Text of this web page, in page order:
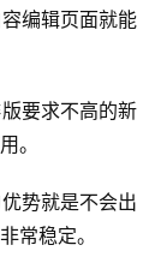
众号的基